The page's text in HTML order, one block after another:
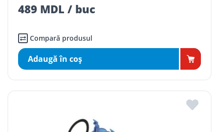
489 MDL / buc
Compară produsul
Adaugă în coş